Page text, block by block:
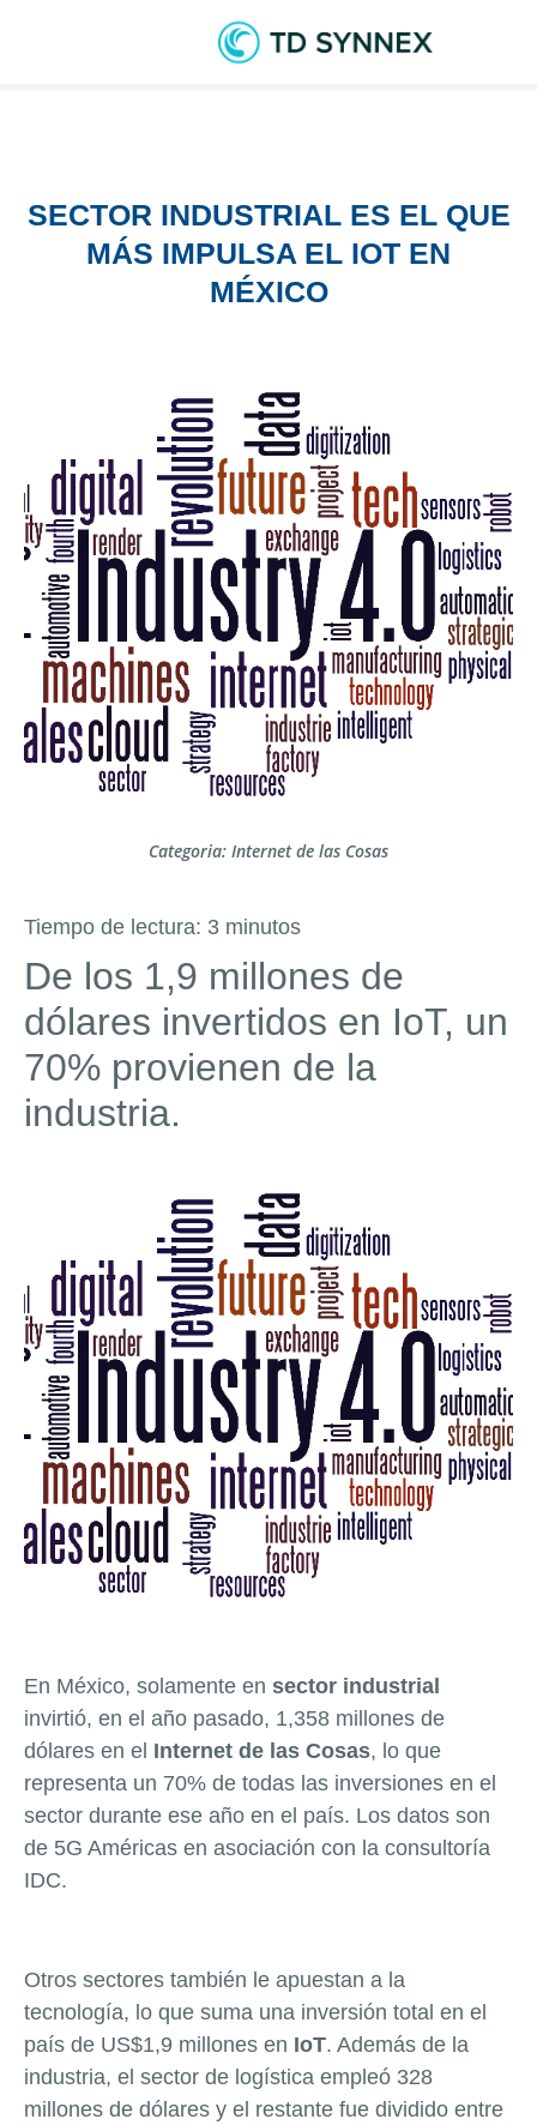
SECTOR INDUSTRIAL ES EL QUE
MÁS IMPULSA EL IOT EN
MÉXICO
Categoria: Internet de las Cosas
Tiempo de lectura: 3 minutos
De los 1,9 millones de
dólares invertidos en IoT, un
70% provienen de la
industria.
En México, solamente en sector industrial
invirtió, en el año pasado, 1,358 millones de
dólares en el Internet de las Cosas, lo que
representa un 70% de todas las inversiones en el
sector durante ese año en el país. Los datos son
de 5G Américas en asociación con la consultoría
IDC.
Otros sectores también le apuestan a la
tecnología, lo que suma una inversión total en el
país de US$1,9 millones en IoT. Además de la
industria, el sector de logística empleó 328
millones de dólares y el restante fue dividido entre